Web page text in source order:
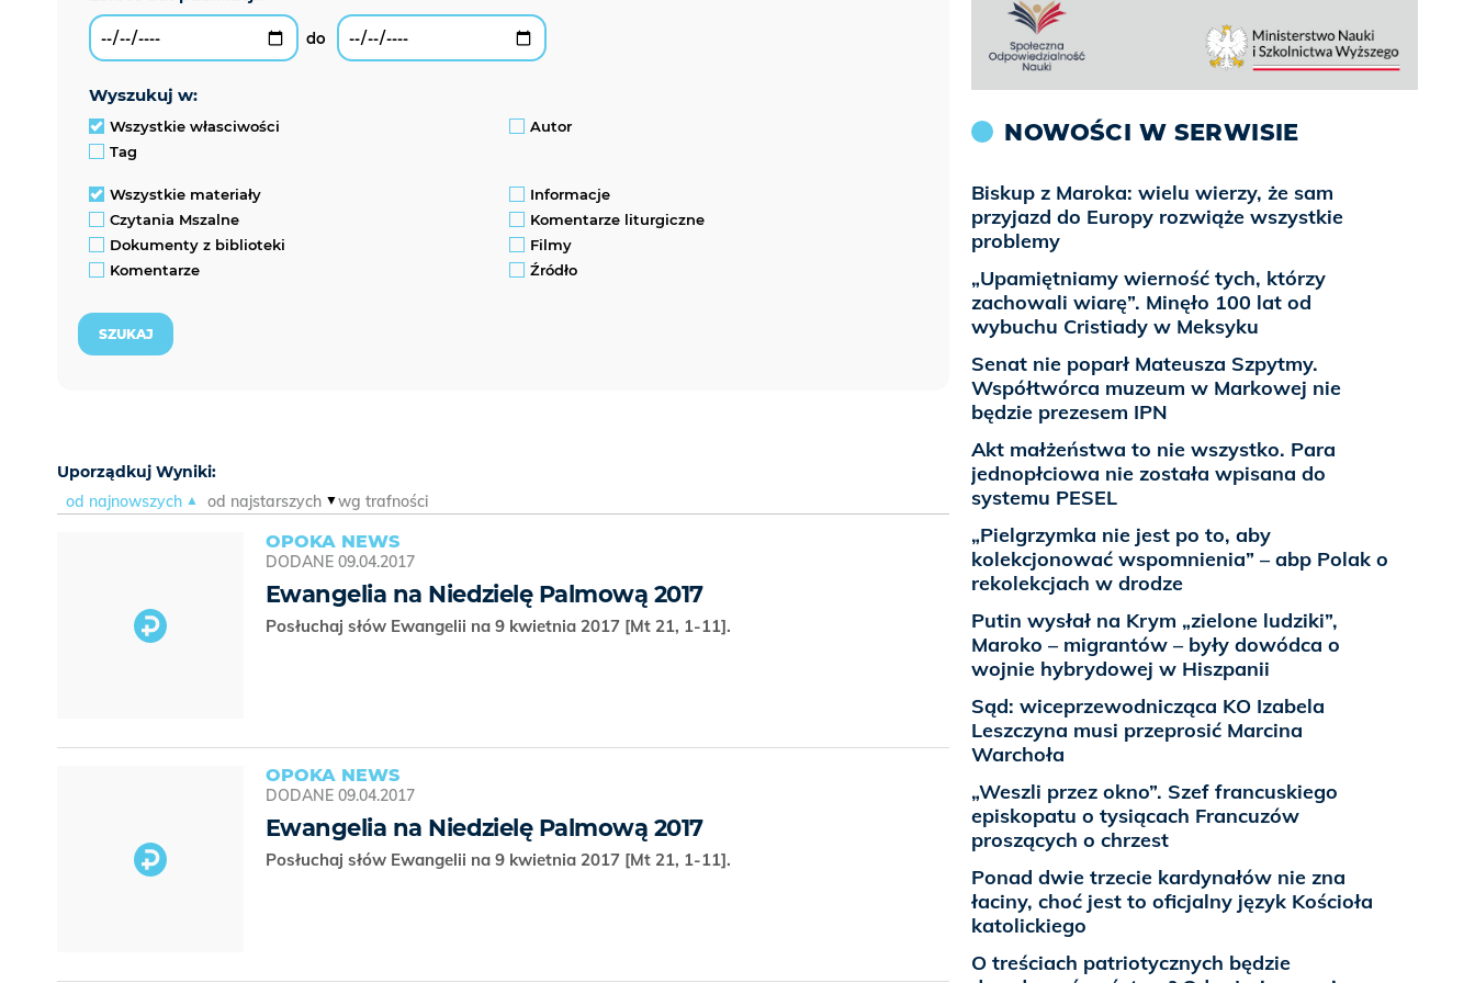
wyszukuj w:
Wszystkie własciwości
Autor
Tag
Wszystkie materiały
Informacje
Czytania Mszalne
Komentarze liturgiczne
Dokumenty z biblioteki
Filmy
Komentarze
Źródło
Uporządkuj Wyniki:
od najnowszych
od najstarszych wg trafności
OPOKA NEWS
DODANE 09.04.2017
Ewangelia na Niedzielę Palmową 2017
Posłuchaj słów Ewangelii na 9 kwietnia 2017 [Mt 21, 1-11].
OPOKA NEWS
DODANE 09.04.2017
Ewangelia na Niedzielę Palmową 2017
Posłuchaj słów Ewangelii na 9 kwietnia 2017 [Mt 21, 1-11].
NOWOŚCI W SERWISIE
Biskup z Maroka: wielu wierzy, że sam
przyjazd do Europy rozwiąże wszystkie
problemy
„Upamiętniamy wierność tych, którzy
zachowali wiarę”. Minęło 100 lat od
wybuchu Cristiady w Meksyku
Senat nie poparł Mateusza Szpytmy.
Współtwórca muzeum w Markowej nie
będzie prezesem IPN
Akt małżeństwa to nie wszystko. Para
jednopłciowa nie została wpisana do
systemu PESEL
„Pielgrzymka nie jest po to, aby
kolekcjonować wspomnienia” – abp Polak o
rekolekcjach w drodze
Putin wysłał na Krym „zielone ludziki”,
Maroko – migrantów – były dowódca o
wojnie hybrydowej w Hiszpanii
Sąd: wiceprzewodnicząca KO Izabela
Leszczyna musi przeprosić Marcina
Warchoła
„Weszli przez okno”. Szef francuskiego
episkopatu o tysiącach Francuzów
proszących o chrzest
Ponad dwie trzecie kardynałów nie zna
łaciny, choć jest to oficjalny język Kościoła
katolickiego
O treściach patriotycznych będzie